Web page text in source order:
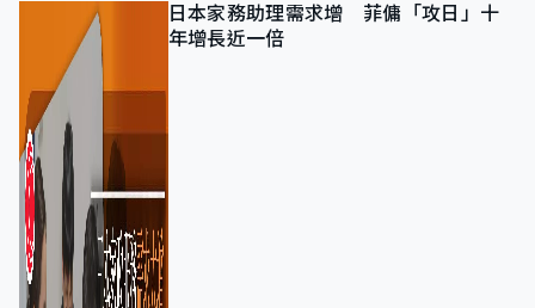
日本家務助理需求增 菲傭「攻日」十
年增長近一倍